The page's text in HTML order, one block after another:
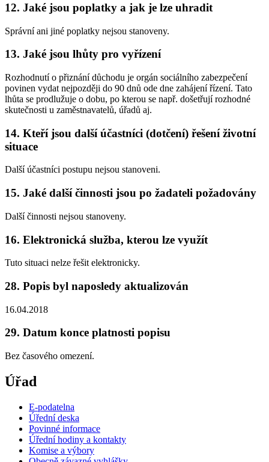
12. Jaké jsou poplatky a jak je lze uhradit
Správní ani jiné poplatky nejsou stanoveny.
13. Jaké jsou lhůty pro vyřízení
Rozhodnutí o přiznání důchodu je orgán sociálního zabezpečení
povinen vydat nejpozději do 90 dnů ode dne zahájení řízení. Tato
lhůta se prodlužuje o dobu, po kterou se např. došetřují rozhodné
skutečnosti u zaměstnavatelů, úřadů aj.
14. Kteří jsou další účastníci (dotčení) řešení životní
situace
Další účastníci postupu nejsou stanoveni.
15. Jaké další činnosti jsou po žadateli požadovány
Další činnosti nejsou stanoveny.
16. Elektronická služba, kterou lze využít
Tuto situaci nelze řešit elektronicky.
28. Popis byl naposledy aktualizován
16.04.2018
29. Datum konce platnosti popisu
Bez časového omezení.
Úřad
E-podatelna
Úřední deska
Povinné informace
Úřední hodiny a kontakty
Komise a výbory